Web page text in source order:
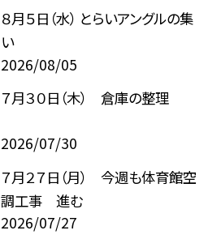
８月５日（水） とらいアングルの集
い
2026/08/05
７月３０日（木） 倉庫の整理
2026/07/30
７月２７日（月） 今週も体育館空
調工事 進む
2026/07/27